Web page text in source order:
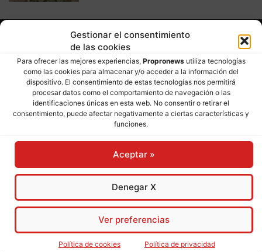
Gestionar el consentimiento
de las cookies
Para ofrecer las mejores experiencias, Propronewsutiliza tecnologías
como las cookies para almacenar y/o acceder a la información del
dispositivo. El consentimiento de estas tecnologías nos permitirá
procesar datos como el comportamiento de navegación o las
identificaciones únicas en esta web. No consentir o retirar el
consentimiento, puede afectar negativamente a ciertas características y
funciones.
Aceptar »
Denegar X
Ver preferencias
Política de cookies Política de privacidad
SOBRE NOSOTROS
José María Pagador Otero - Wikipedia
Para preservar nuestra independencia,PROPRONEWSno
admite publicidad ni subvenciones o ayudas públicas o
privadas. Ninguno de nuestros directivos, redactores y
colaboradores percibe remuneración alguna. Realizamos
nuestro trabajo por amor al periodismo, a la verdad y a la